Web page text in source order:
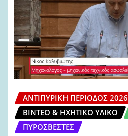
ΑΝΤΙΠΥΡΙΚΉ ΠΕΡΊΟΔΟΣ 2026
ΒΊΝΤΕΟ & ΗΧΗΤΙΚΌ ΥΛΙΚΌ
ΠΥΡΟΣΒΈΣΤΕΣ